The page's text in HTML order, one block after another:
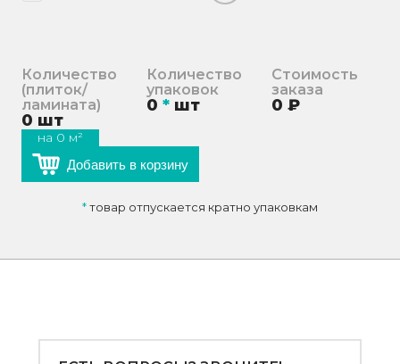
Количество
(плиток/
ламината)
0 шт
на 0 м²
Количество
упаковок
0 * шт
Стоимость
заказа
0 ₽
Добавить в корзину
*товар отпускается кратно упаковкам